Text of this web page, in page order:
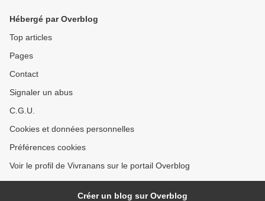
Hébergé par Overblog
Top articles
Pages
Contact
Signaler un abus
C.G.U.
Cookies et données personnelles
Préférences cookies
Voir le profil de Vivranans sur le portail Overblog
Créer un blog sur Overblog